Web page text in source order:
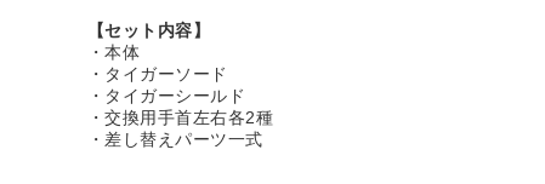
【セット内容】
・本体
・タイガーソード
・タイガーシールド
・交換用手首左右各2種
・差し替えパーツ一式